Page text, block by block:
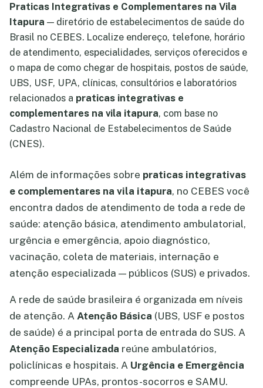
Praticas Integrativas e Complementares na Vila
Itapura — diretório de estabelecimentos de saúde do
Brasil no CEBES. Localize endereço, telefone, horário
de atendimento, especialidades, serviços oferecidos e
o mapa de como chegar de hospitais, postos de saúde,
UBS, USF, UPA, clínicas, consultórios e laboratórios
relacionados a praticas integrativas e
complementares na vila itapura, com base no
Cadastro Nacional de Estabelecimentos de Saúde
(CNES).
Além de informações sobre praticas integrativas
e complementares na vila itapura, no CEBES você
encontra dados de atendimento de toda a rede de
saúde: atenção básica, atendimento ambulatorial,
urgência e emergência, apoio diagnóstico,
vacinação, coleta de materiais, internação e
atenção especializada — públicos (SUS) e privados.
A rede de saúde brasileira é organizada em níveis
de atenção. A Atenção Básica (UBS, USF e postos
de saúde) é a principal porta de entrada do SUS. A
Atenção Especializada reúne ambulatórios,
policlínicas e hospitais. A Urgência e Emergência
compreende UPAs, prontos-socorros e SAMU.